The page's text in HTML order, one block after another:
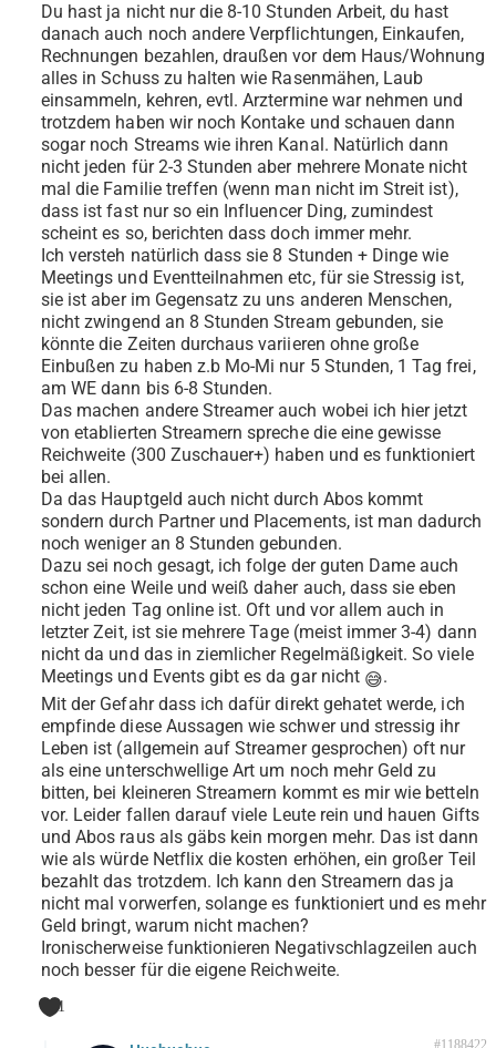
Du hast ja nicht nur die 8-10 Stunden Arbeit, du hast
danach auch noch andere Verpflichtungen, Einkaufen,
Rechnungen bezahlen, draußen vor dem Haus/Wohnung
alles in Schuss zu halten wie Rasenmähen, Laub
einsammeln, kehren, evtl. Arztermine war nehmen und
trotzdem haben wir noch Kontake und schauen dann
sogar noch Streams wie ihren Kanal. Natürlich dann
nicht jeden für 2-3 Stunden aber mehrere Monate nicht
mal die Familie treffen (wenn man nicht im Streit ist),
dass ist fast nur so ein Influencer Ding, zumindest
scheint es so, berichten dass doch immer mehr.
Ich versteh natürlich dass sie 8 Stunden + Dinge wie
Meetings und Eventteilnahmen etc, für sie Stressig ist,
sie ist aber im Gegensatz zu uns anderen Menschen,
nicht zwingend an 8 Stunden Stream gebunden, sie
könnte die Zeiten durchaus variieren ohne große
Einbußen zu haben z.b Mo-Mi nur 5 Stunden, 1 Tag frei,
am WE dann bis 6-8 Stunden.
Das machen andere Streamer auch wobei ich hier jetzt
von etablierten Streamern spreche die eine gewisse
Reichweite (300 Zuschauer+) haben und es funktioniert
bei allen.
Da das Hauptgeld auch nicht durch Abos kommt
sondern durch Partner und Placements, ist man dadurch
noch weniger an 8 Stunden gebunden.
Dazu sei noch gesagt, ich folge der guten Dame auch
schon eine Weile und weiß daher auch, dass sie eben
nicht jeden Tag online ist. Oft und vor allem auch in
letzter Zeit, ist sie mehrere Tage (meist immer 3-4) dann
nicht da und das in ziemlicher Regelmäßigkeit. So viele
Meetings und Events gibt es da gar nicht 😅.
Mit der Gefahr dass ich dafür direkt gehatet werde, ich
empfinde diese Aussagen wie schwer und stressig ihr
Leben ist (allgemein auf Streamer gesprochen) oft nur
als eine unterschwellige Art um noch mehr Geld zu
bitten, bei kleineren Streamern kommt es mir wie betteln
vor. Leider fallen darauf viele Leute rein und hauen Gifts
und Abos raus als gäbs kein morgen mehr. Das ist dann
wie als würde Netflix die kosten erhöhen, ein großer Teil
bezahlt das trotzdem. Ich kann den Streamern das ja
nicht mal vorwerfen, solange es funktioniert und es mehr
Geld bringt, warum nicht machen?
Ironischerweise funktionieren Negativschlagzeilen auch
noch besser für die eigene Reichweite.
1